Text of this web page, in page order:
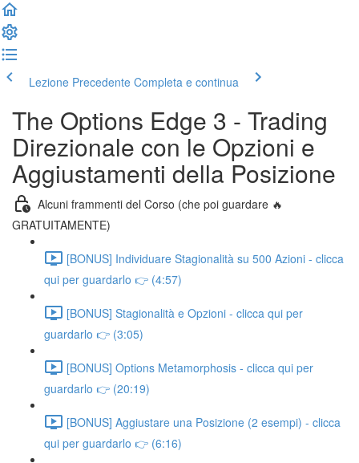
Lezione Precedente Completa e continua
The Options Edge 3 - Trading
Direzionale con le Opzioni e
Aggiustamenti della Posizione
Alcuni frammenti del Corso (che poi guardare 🔥
GRATUITAMENTE)
[BONUS] Individuare Stagionalità su 500 Azioni - clicca
qui per guardarlo 👉 (4:57)
[BONUS] Stagionalità e Opzioni - clicca qui per
guardarlo 👉 (3:05)
[BONUS] Options Metamorphosis - clicca qui per
guardarlo 👉 (20:19)
[BONUS] Aggiustare una Posizione (2 esempi) - clicca
qui per guardarlo 👉 (6:16)